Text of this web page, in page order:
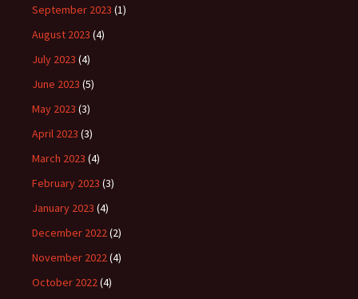
September 2023 (1)
August 2023 (4)
July 2023 (4)
June 2023 (5)
May 2023 (3)
April 2023 (3)
March 2023 (4)
February 2023 (3)
January 2023 (4)
December 2022(2)
November 2022(4)
October 2022(4)